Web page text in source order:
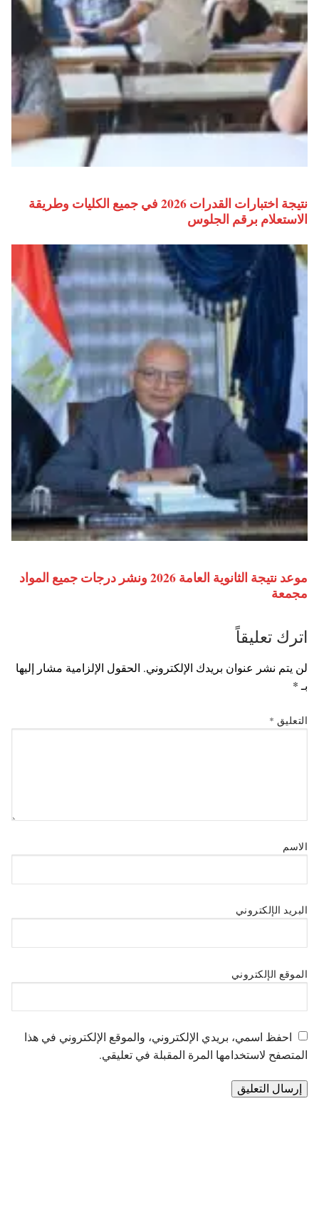
نتيجة اختبارات القدرات 2026 في جميع الكليات وطريقة
الاستعلام برقم الجلوس
موعد نتيجة الثانوية العامة 2026 ونشر درجات جميع المواد
مجمعة
اترك تعليقاً
لن يتم نشر عنوان بريدك الإلكتروني. الحقول الإلزامية مشار إليها
بـ *
التعليق *
الاسم
البريد الإلكتروني
الموقع الإلكتروني
احفظ اسمي، بريدي الإلكتروني، والموقع الإلكتروني في هذا
المتصفح لاستخدامها المرة المقبلة في تعليقي.